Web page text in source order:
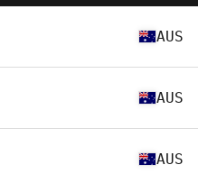
AUS
AUS
AUS